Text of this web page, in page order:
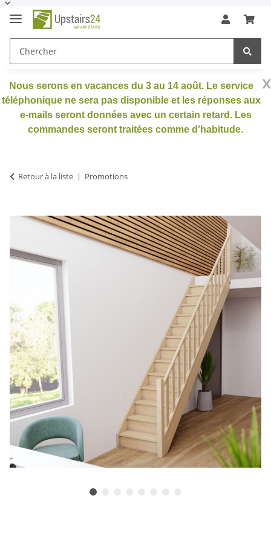
x
Nous serons en vacances du 3 au 14 août. Le service
téléphonique ne sera pas disponible et les réponses aux
e-mails seront données avec un certain retard. Les
commandes seront traitées comme d'habitude.
Retour à la liste Promotions